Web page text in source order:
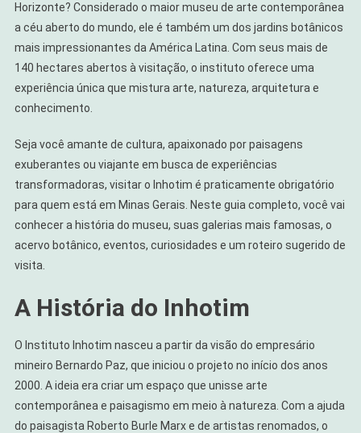
Completo
Do
Maior
Museu
A
Do
Mundo
Horizonte? Considerado o maior museu de arte contemporânea
a céu aberto do mundo, ele é também um dos jardins botânicos
mais impressionantes da América Latina. Com seus mais de
140 hectares abertos à visitação, o instituto oferece uma
experiência única que mistura arte, natureza, arquitetura e
conhecimento.
Seja você amante de cultura, apaixonado por paisagens
exuberantes ou viajante em busca de experiências
transformadoras, visitar o Inhotim é praticamente obrigatório
para quem está em Minas Gerais. Neste guia completo, você vai
conhecer a história do museu, suas galerias mais famosas, o
acervo botânico, eventos, curiosidades e um roteiro sugerido de
visita.
A História do Inhotim
O Instituto Inhotim nasceu a partir da visão do empresário
mineiro Bernardo Paz, que iniciou o projeto no início dos anos
2000. A ideia era criar um espaço que unisse arte
contemporânea e paisagismo em meio à natureza. Com a ajuda
do paisagista Roberto Burle Marx e de artistas renomados, o